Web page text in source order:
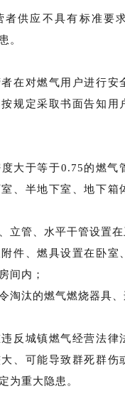
供应不具有标准要
。
在对燃气用户进行安
规定采取书面告知用
度大于等于0.75的燃气
、半地下室、地下箱
立管、水平干管设置在
附件、燃具设置在卧室
间内；
淘汰的燃气燃烧器具、
反城镇燃气经营法律
、可能导致群死群伤
为重大隐患。